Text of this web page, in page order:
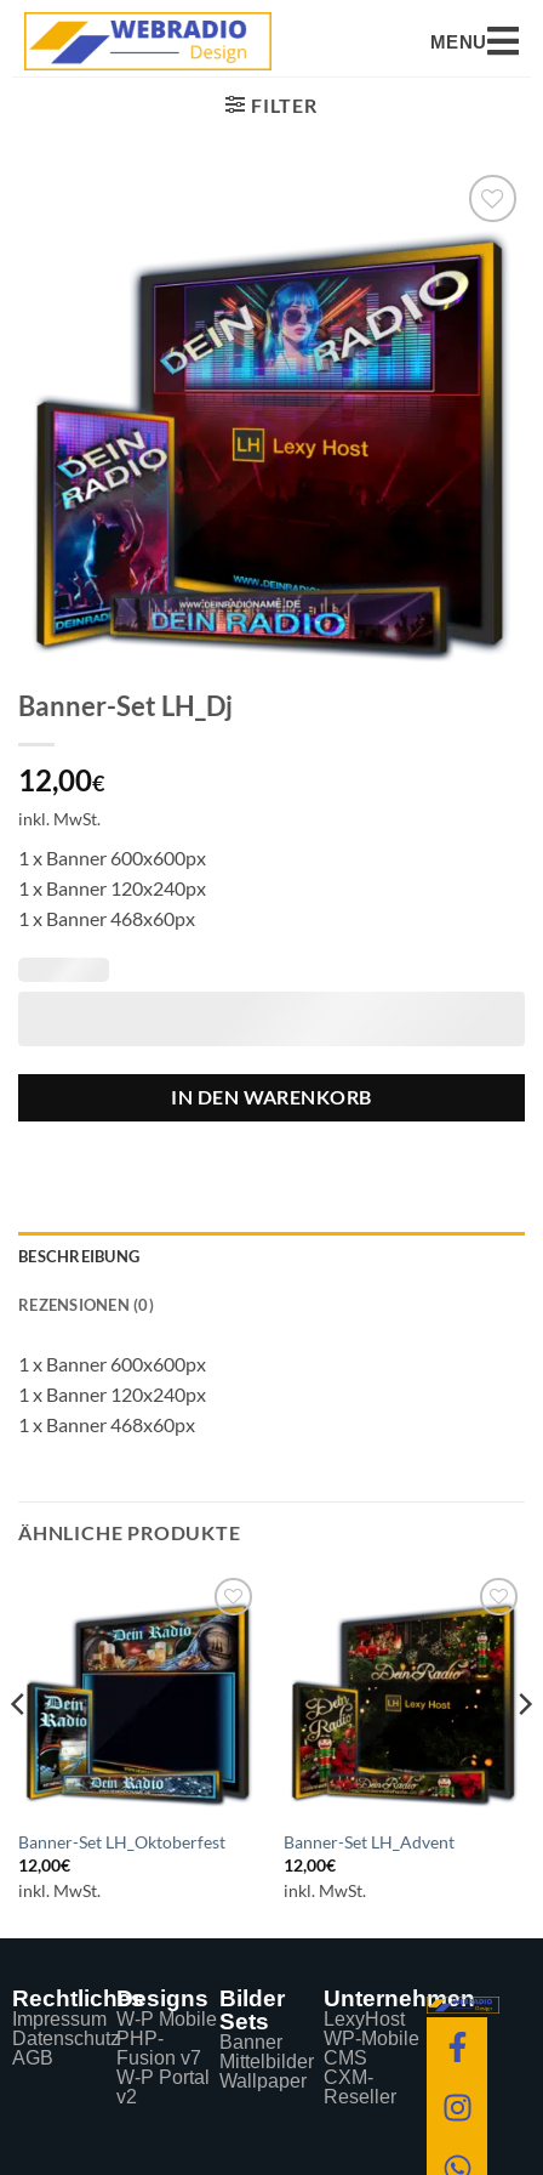
MENU
FILTER
Auf die
Wunschliste
setzen
Banner-Set LH_Dj
12,00€
inkl. MwSt.
1 x Banner 600x600px
1 x Banner 120x240px
1 x Banner 468x60px
IN DEN WARENKORB
BESCHREIBUNG
REZENSIONEN (0)
1 x Banner 600x600px
1 x Banner 120x240px
1 x Banner 468x60px
ÄHNLICHE PRODUKTE
Auf die
Wunschliste
setzen
Banner-Set LH_Oktoberfest
12,00€
inkl. MwSt.
Auf die
Wunschliste
setzen
Banner-Set LH_Advent
12,00€
inkl. MwSt.
Rechtliches
Impressum
Datenschutz
AGB
Designs
W-P Mobile
PHP-
Fusion v7
W-P Portal
v2
Bilder
Sets
Banner
Mittelbilder
Wallpaper
Unternehmen
LexyHost
WP-Mobile
CMS
CXM-
Reseller